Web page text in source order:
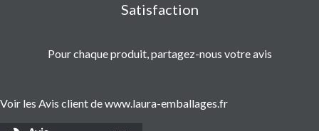
Satisfaction
Pour chaque produit, partagez-nous votre avis
Voir les Avis client de www.laura-emballages.fr